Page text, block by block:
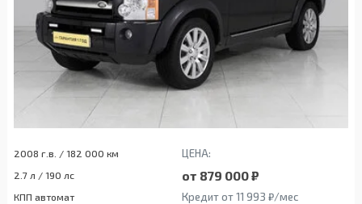
2008 г.в. / 182 000 км ЦЕНА:
2.7 л / 190 лс от 879 000 ₽
КПП автомат Кредит от 11 993 ₽/мес